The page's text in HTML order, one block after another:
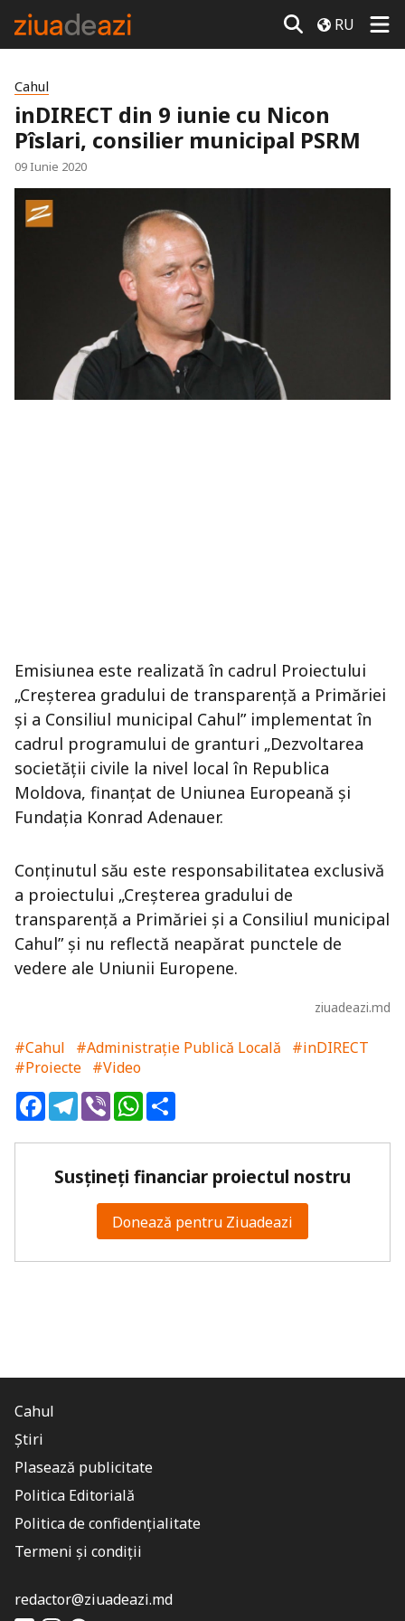
RU
Cahul
inDIRECT din 9 iunie cu Nicon
Pîslari, consilier municipal PSRM
09 Iunie 2020
Emisiunea este realizată în cadrul Proiectului
„Creșterea gradului de transparență a Primăriei
și a Consiliul municipal Cahul” implementat în
cadrul programului de granturi „Dezvoltarea
societății civile la nivel local în Republica
Moldova, finanțat de Uniunea Europeană și
Fundația Konrad Adenauer.
Conținutul său este responsabilitatea exclusivă
a proiectului „Creșterea gradului de
transparență a Primăriei și a Consiliul municipal
Cahul” și nu reflectă neapărat punctele de
vedere ale Uniunii Europene.
ziuadeazi.md
#Cahul #Administrație Publică Locală
#inDIRECT
#Proiecte #Video
FacebookTelegram
ViberWhatsApp
Susțineți financiar proiectul nostru
Donează pentru Ziuadeazi
Cahul
Știri
Plasează publicitate
Politica Editorială
Politica de confidențialitate
Termeni și condiții
redactor@ziuadeazi.md